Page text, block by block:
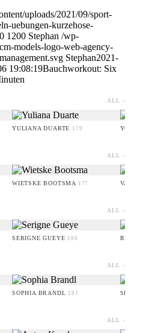
uploads/2021/09/sport-
uebungen-kurzehose-
1200 Stephan /wp-
models-logo-web-agency-
Stephan2021-
19:08:19Bauchworkout: Six
ALL ›
YULIANA DUARTE 179 YOO
ALL ›
WIETSKE BOOTSMA 177
ALL ›
SERIGNE GUEYE 186 RUFUS
ALL ›
SOPHIA BRANDL 181
ALL ›